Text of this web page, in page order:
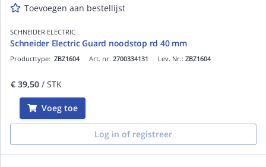
Toevoegen aan bestellijst
SCHNEIDER ELECTRIC
Schneider Electric Guard noodstop rd 40 mm
Art. nr. 2700334131
Producttype: ZBZ1604 Lev. Nr.: ZBZ1604
€ 39,50 / STK
Voeg toe
Log in of registreer